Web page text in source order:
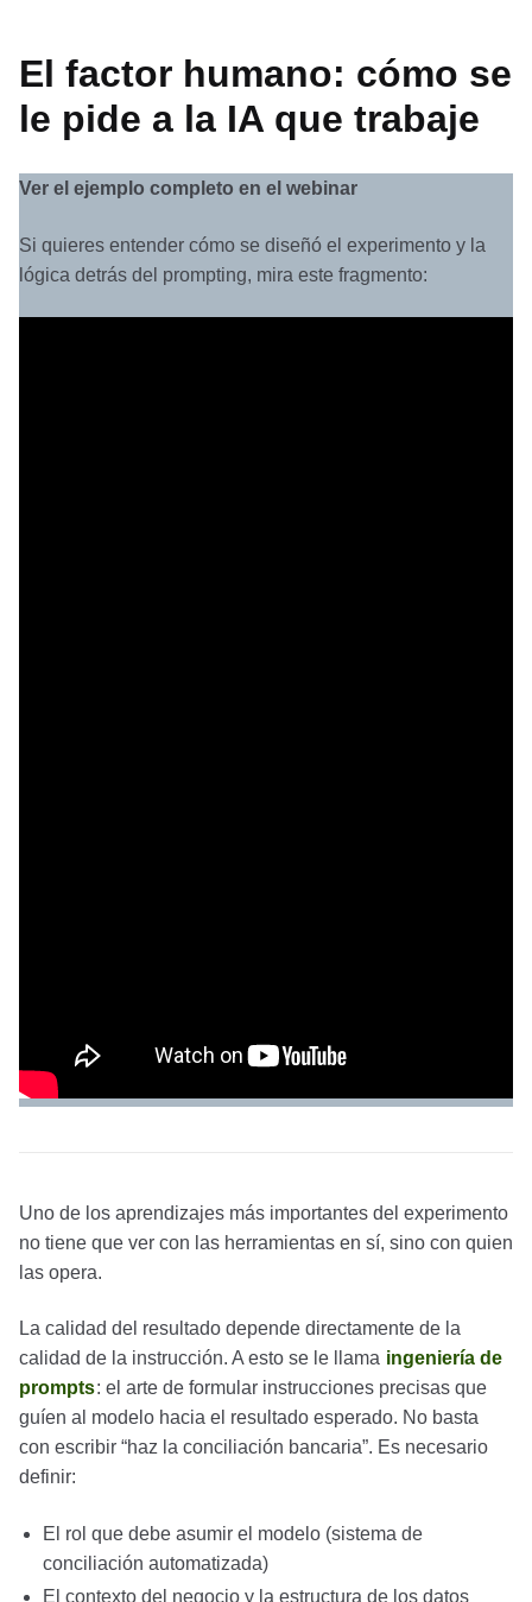
El factor humano: cómo se
le pide a la IA que trabaje
Ver el ejemplo completo en el webinar
Si quieres entender cómo se diseñó el experimento y la
lógica detrás del prompting, mira este fragmento:
Uno de los aprendizajes más importantes del experimento
no tiene que ver con las herramientas en sí, sino con quien
las opera.
La calidad del resultado depende directamente de la
calidad de la instrucción. A esto se le llama ingeniería de
prompts: el arte de formular instrucciones precisas que
guíen al modelo hacia el resultado esperado. No basta
con escribir “haz la conciliación bancaria”. Es necesario
definir:
El rol que debe asumir el modelo (sistema de
conciliación automatizada)
El contexto del negocio y la estructura de los datos